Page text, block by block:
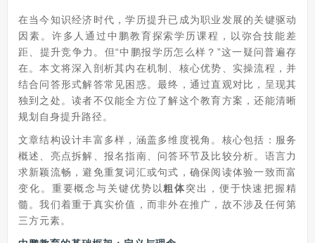
在当今知识经济时代，学历提升已成为职业发展的关键驱动
因素。许多人通过中鹏教育探索学历课程，以弥合技能差
距、提升竞争力。但“中鹏报学历怎么样？”这一疑问普遍存
在。本文将深入剖析其内在机制、核心优势、实操流程，并
结合问答形式解答常见困惑。最终，通过直观对比，呈现其
独到之处。读者不仅能全方位了解这个教育方案，还能清晰
规划自身提升路径。
文章结构设计丰富多样，涵盖多维度视角。核心包括：服务
概述、亮点拆解、报名指南、问答环节及比较分析。语言力
求新颖流畅，避免重复词汇或句式，确保阅读体验一致而富
变化。重要概念与关键优势以粗体突出，便于快速把握精
髓。我们着重于真实价值，而非外在推广，故不涉及任何第
三方元素。